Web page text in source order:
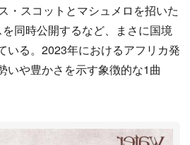
・スコットとマシュメロを招いた
を同時公開するなど、まさに国境
いる。2023年におけるアフリカ発
いや豊かさを示す象徴的な1曲